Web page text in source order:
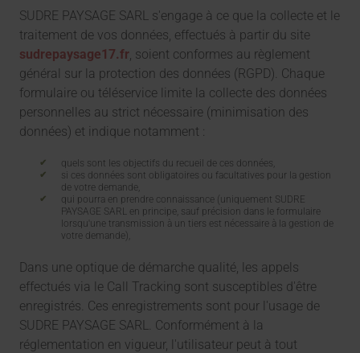
SUDRE PAYSAGE SARL s'engage à ce que la collecte et le
traitement de vos données, effectués à partir du site
sudrepaysage17.fr , soient conformes au règlement
général sur la protection des données (RGPD). Chaque
formulaire ou téléservice limite la collecte des données
personnelles au strict nécessaire (minimisation des
données) et indique notamment :
quels sont les objectifs du recueil de ces données,
si ces données sont obligatoires ou facultatives pour la gestion
de votre demande,
qui pourra en prendre connaissance (uniquement SUDRE
PAYSAGE SARL en principe, sauf précision dans le formulaire
lorsqu'une transmission à un tiers est nécessaire à la gestion de
votre demande),
Dans une optique de démarche qualité, les appels
effectués via le Call Tracking sont susceptibles d'être
enregistrés. Ces enregistrements sont pour l'usage de
SUDRE PAYSAGE SARL. Conformément à la
réglementation en vigueur, l'utilisateur peut à tout